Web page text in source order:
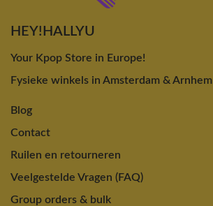
HEY!HALLYU
Your Kpop Store in Europe!
Fysieke winkels in Amsterdam & Arnhem
Blog
Contact
Ruilen en retourneren
Veelgestelde Vragen (FAQ)
Group orders & bulk